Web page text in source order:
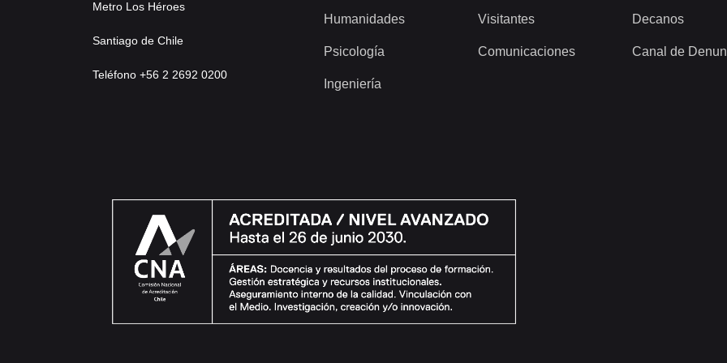
Metro Los Héroes
Santiago de Chile
Teléfono +56 2 2692 0200
Humanidades
Psicología
Ingeniería
Visitantes
Comunicaciones
Decanos
Canal de